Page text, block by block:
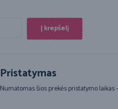
Į krepšelį
Pristatymas
Numatomas šios prekės pristatymo laikas